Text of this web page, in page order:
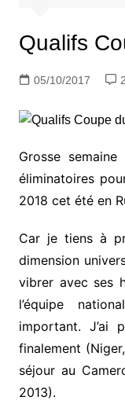
Qualifs
05/10/2017 2
Grosse
éliminatoires
2018 cet été en
Car je tiens à
dimension
vibrer avec ses
l’équipe
important. J’ai
finalement
séjour au
2013).